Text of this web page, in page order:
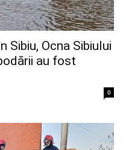
Sibiu, Ocna Sibiului
au fost
0